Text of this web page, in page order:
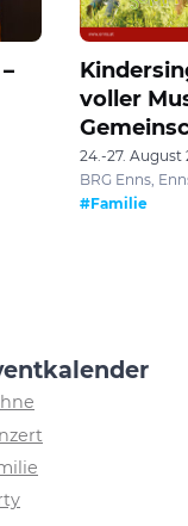
voller
24.-27. August
BRG Enns,
#Familie